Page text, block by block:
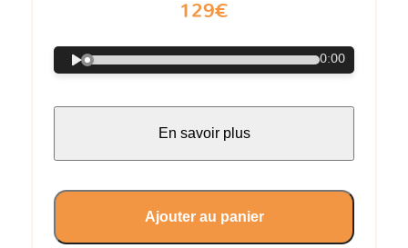
129€
0:00
En savoir plus
Ajouter au panier